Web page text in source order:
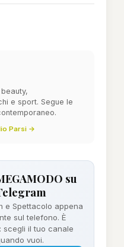
e sport. Segue le
Parsi →
su
e Spettacolo appena
sul telefono. È
scegli il tuo canale
vuoi.